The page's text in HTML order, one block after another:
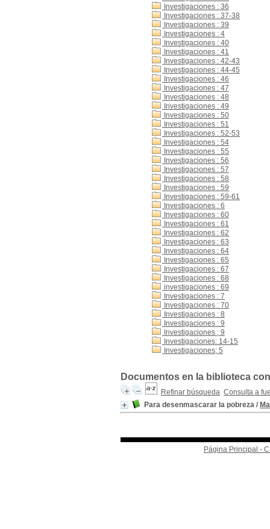
Investigaciones : 36
Investigaciones : 37-38
Investigaciones : 39
Investigaciones : 4
Investigaciones : 40
Investigaciones : 41
Investigaciones : 42-43
Investigaciones : 44-45
Investigaciones : 46
Investigaciones : 47
Investigaciones : 48
Investigaciones : 49
Investigaciones : 50
Investigaciones : 51
Investigaciones : 52-53
Investigaciones : 54
Investigaciones : 55
Investigaciones : 56
Investigaciones : 57
Investigaciones : 58
Investigaciones : 59
Investigaciones : 59-61
Investigaciones : 6
Investigaciones : 60
Investigaciones : 61
Investigaciones : 62
Investigaciones : 63
Investigaciones : 64
Investigaciones : 65
Investigaciones : 67
Investigaciones : 68
investigaciones : 69
Investigaciones : 7
Investigaciones : 70
Investigaciones : 8
Investigaciones : 9
Investigaciones ; 9
Investigaciones: 14-15
Investigaciones; 5
Documentos en la biblioteca
Refinar búsqueda Consulta a
Para desenmascarar la pobreza /
Página Principal -